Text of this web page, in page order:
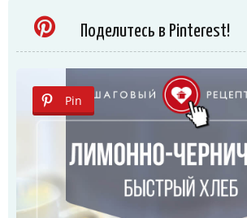
Поделитесь в Pinterest!
Pin